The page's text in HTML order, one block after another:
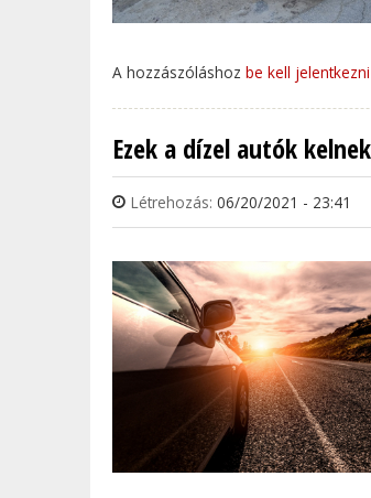
A hozzászóláshoz be kell jelentkezni
Ezek a dízel autók
Létrehozás: 06/20/2021 - 23:41